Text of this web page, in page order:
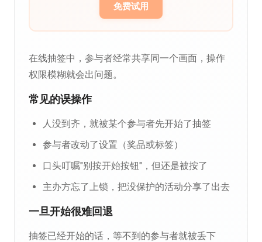
免费试用
在线抽签中，参与者经常共享同一个画面，操作
权限模糊就会出问题。
常见的误操作
人没到齐，就被某个参与者先开始了抽签
参与者改动了设置（奖品或标签）
口头叮嘱"别按开始按钮"，但还是被按了
主办方忘了上锁，把没保护的活动分享了出去
一旦开始很难回退
抽签已经开始的话，等不到的参与者就被丢下